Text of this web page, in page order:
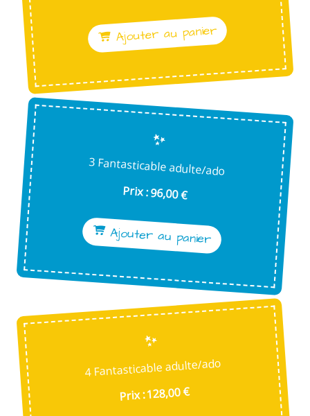
Ajouter au panier
3 Fantasticable adulte/ado
Prix : 96,00 €
Ajouter au panier
4 Fantasticable adulte/ado
Prix : 128,00 €